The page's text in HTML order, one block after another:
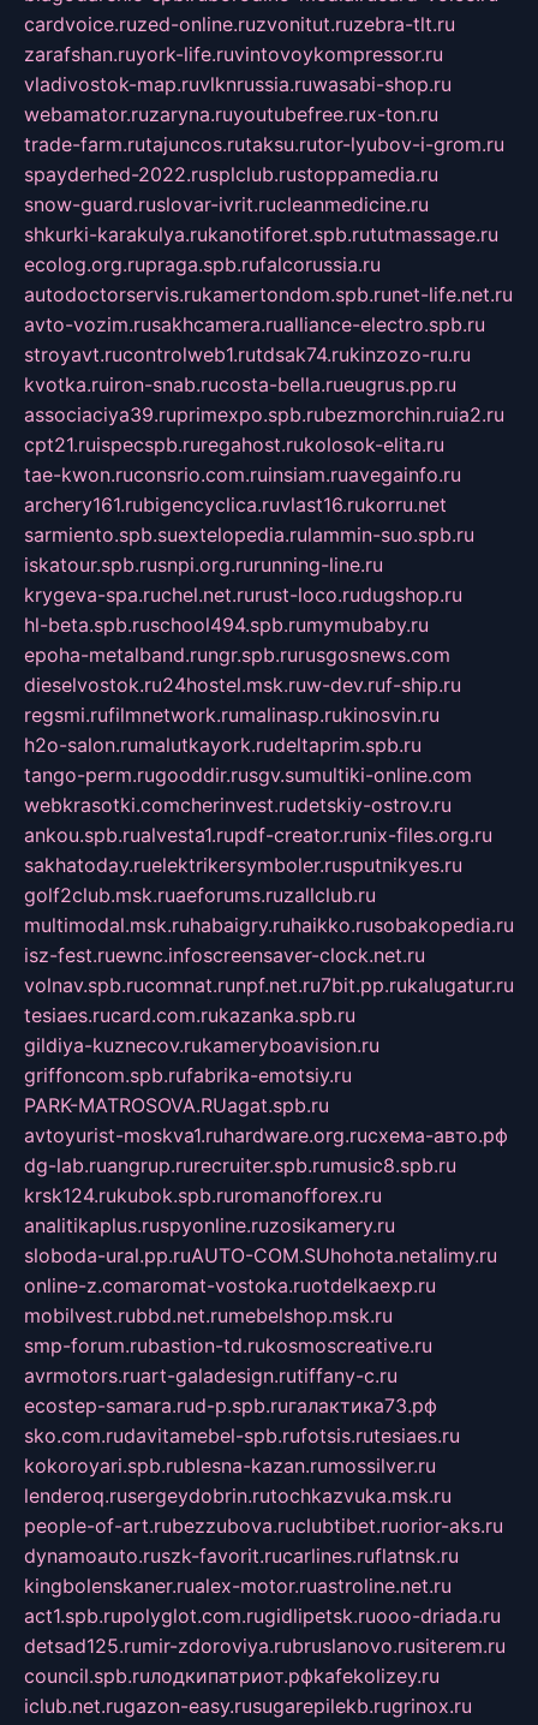
cardvoice.ruzed-online.ruzvonitut.ruzebra-tlt.ru
zarafshan.ruyork-life.ruvintovoykompressor.ru
vladivostok-map.ruvlknrussia.ruwasabi-shop.ru
webamator.ruzaryna.ruyoutubefree.rux-ton.ru
trade-farm.rutajuncos.rutaksu.rutor-lyubov-i-grom.ru
spayderhed-2022.rusplclub.rustoppamedia.ru
snow-guard.ruslovar-ivrit.rucleanmedicine.ru
shkurki-karakulya.rukanotiforet.spb.rututmassage.ru
ecolog.org.rupraga.spb.rufalcorussia.ru
autodoctorservis.rukamertondom.spb.runet-life.net.ru
avto-vozim.rusakhcamera.rualliance-electro.spb.ru
stroyavt.rucontrolweb1.rutdsak74.rukinzozo-ru.ru
kvotka.ruiron-snab.rucosta-bella.rueugrus.pp.ru
associaciya39.ruprimexpo.spb.rubezmorchin.ruia2.ru
cpt21.ruispecspb.ruregahost.rukolosok-elita.ru
tae-kwon.ruconsrio.com.ruinsiam.ruavegainfo.ru
archery161.rubigencyclica.ruvlast16.rukorru.net
sarmiento.spb.suextelopedia.rulammin-suo.spb.ru
iskatour.spb.rusnpi.org.rurunning-line.ru
krygeva-spa.ruchel.net.rurust-loco.rudugshop.ru
hl-beta.spb.ruschool494.spb.rumymubaby.ru
epoha-metalband.rungr.spb.rurusgosnews.com
dieselvostok.ru24hostel.msk.ruw-dev.ruf-ship.ru
regsmi.rufilmnetwork.rumalinasp.rukinosvin.ru
h2o-salon.rumalutkayork.rudeltaprim.spb.ru
tango-perm.rugooddir.rusgv.sumultiki-online.com
webkrasotki.comcherinvest.rudetskiy-ostrov.ru
ankou.spb.rualvesta1.rupdf-creator.runix-files.org.ru
sakhatoday.ruelektrikersymboler.rusputnikyes.ru
golf2club.msk.ruaeforums.ruzallclub.ru
multimodal.msk.ruhabaigry.ruhaikko.rusobakopedia.ru
isz-fest.ruewnc.infoscreensaver-clock.net.ru
volnav.spb.rucomnat.runpf.net.ru7bit.pp.rukalugatur.ru
tesiaes.rucard.com.rukazanka.spb.ru
gildiya-kuznecov.rukameryboavision.ru
griffoncom.spb.rufabrika-emotsiy.ru
PARK-MATROSOVA.RUagat.spb.ru
avtoyurist-moskva1.ruhardware.org.ruсхема-авто.рф
dg-lab.ruangrup.rurecruiter.spb.rumusic8.spb.ru
krsk124.rukubok.spb.ruromanofforex.ru
analitikaplus.ruspyonline.ruzosikamery.ru
sloboda-ural.pp.ruAUTO-COM.SUhohota.netalimy.ru
online-z.comaromat-vostoka.ruotdelkaexp.ru
mobilvest.rubbd.net.rumebelshop.msk.ru
smp-forum.rubastion-td.rukosmoscreative.ru
avrmotors.ruart-galadesign.rutiffany-c.ru
ecostep-samara.rud-p.spb.ruгалактика73.рф
sko.com.rudavitamebel-spb.rufotsis.rutesiaes.ru
kokoroyari.spb.rublesna-kazan.rumossilver.ru
lenderoq.rusergeydobrin.rutochkazvuka.msk.ru
people-of-art.rubezzubova.ruclubtibet.ruorior-aks.ru
dynamoauto.ruszk-favorit.rucarlines.ruflatnsk.ru
kingbolenskaner.rualex-motor.ruastroline.net.ru
act1.spb.rupolyglot.com.rugidlipetsk.ruooo-driada.ru
detsad125.rumir-zdoroviya.rubruslanovo.rusiterem.ru
council.spb.ruлодкипатриот.рфkafekolizey.ru
iclub.net.rugazon-easy.rusugarepilekb.rugrinox.ru